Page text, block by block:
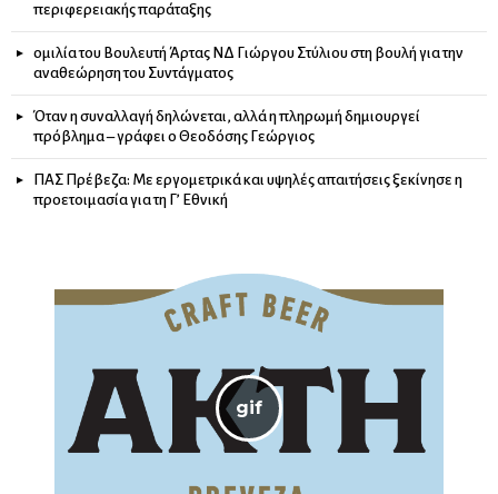
περιφερειακής παράταξης
ομιλία του Βουλευτή Άρτας ΝΔ Γιώργου Στύλιου στη βουλή για την
αναθεώρηση του Συντάγματος
Όταν η συναλλαγή δηλώνεται, αλλά η πληρωμή δημιουργεί
πρόβλημα – γράφει ο Θεοδόσης Γεώργιος
ΠΑΣ Πρέβεζα: Με εργομετρικά και υψηλές απαιτήσεις ξεκίνησε η
προετοιμασία για τη Γ’ Εθνική